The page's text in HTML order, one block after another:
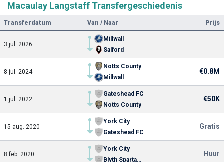
Macaulay Langstaff Transfergeschiedenis
Transferdatum Van / Naar Prijs
3 jul. 2026
Millwall
Salford
8 jul. 2024
Notts County
Millwall
€0.8M
1 jul. 2022
Gateshead FC
Notts County
€50K
15 aug. 2020
York City
Gateshead FC
Gratis
8 feb. 2020
York City
Blyth Spartans AFC
Huur